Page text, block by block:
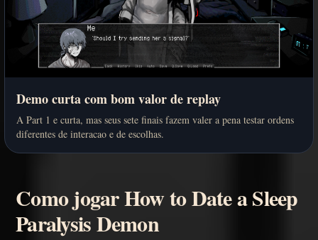
Demo curta com bom valor de replay
A Part 1 e curta, mas seus sete finais fazem valer a pena testar ordens
diferentes de interacao e de escolhas.
Como jogar How to Date a Sleep
Paralysis Demon